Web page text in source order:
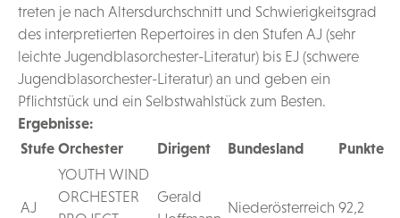
treten je nach Altersdurchschnitt und Schwierigkeitsgrad
des interpretierten Repertoires in den Stufen AJ (sehr
leichte Jugendblasorchester-Literatur) bis EJ (schwere
Jugendblasorchester-Literatur) an und geben ein
Pflichtstück und ein Selbstwahlstück zum Besten.
Ergebnisse:
Stufe Orchester Dirigent Bundesland Punkte
AJ
YOUTH WIND
ORCHESTER
Gerald
Niederösterreich 92,2